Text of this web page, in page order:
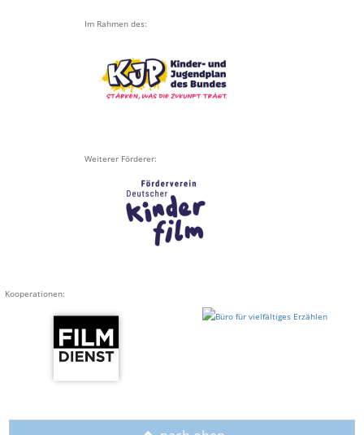
Im Rahmen des:
Weiterer Förderer:
Kooperationen:
o